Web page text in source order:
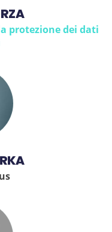
protezione dei dati